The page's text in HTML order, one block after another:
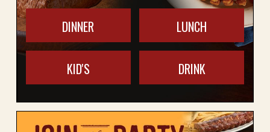
DINNER LUNCH
KID'S DRINK